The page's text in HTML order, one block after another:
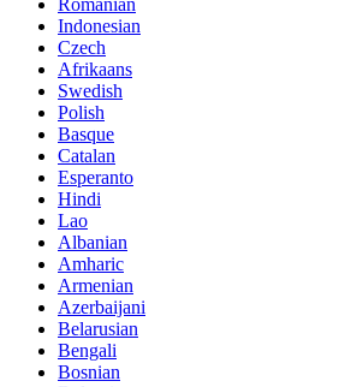
Romanian
Indonesian
Czech
Afrikaans
Swedish
Polish
Basque
Catalan
Esperanto
Hindi
Lao
Albanian
Amharic
Armenian
Azerbaijani
Belarusian
Bengali
Bosnian